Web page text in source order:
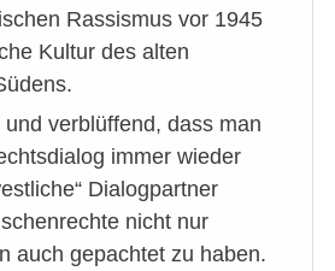
Rassismus vor 1945
Kultur des alten
verblüffend, dass man
immer wieder
Dialogpartner
nicht nur
auch gepachtet zu haben.